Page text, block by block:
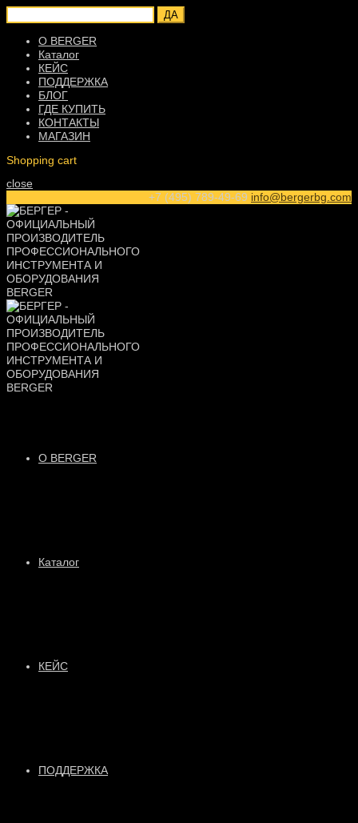
ДА
О BERGER
Каталог
КЕЙС
ПОДДЕРЖКА
БЛОГ
ГДЕ КУПИТЬ
КОНТАКТЫ
МАГАЗИН
Shopping cart
close
+7 (495) 789-49-69 info@bergerbg.com
О BERGER
Каталог
КЕЙС
ПОДДЕРЖКА